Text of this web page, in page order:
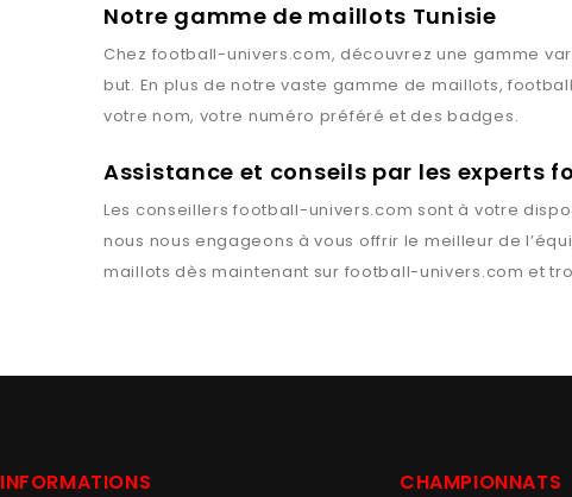
Notre gamme de maillots Tunisie
Chez football-univers.com, découvrez une gamme
but. En plus de notre vaste gamme de maillots,
votre nom, votre numéro préféré et des badges.
Assistance et conseils par les experts
Les conseillersfootball-univers.com sont à votre
nous nous engageons à vous offrir le meilleur de
maillots dès maintenant sur football-univers.com et
INFORMATIONS CHAMPIONNATS